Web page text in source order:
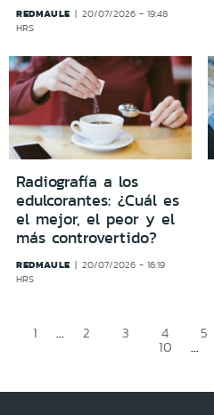
REDMAULE
20/07/2026 - 19:48
HRS
Radiografía a los
edulcorantes: ¿Cuál es
el mejor, el peor y el
más controvertido?
REDMAULE
20/07/2026 - 16:19
HRS
1 ... 2 3 4 5
10 ...